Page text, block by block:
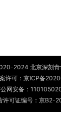
2024 北京深刻青
许可： 京ICP备
网安备：
许可证编号：京B2-